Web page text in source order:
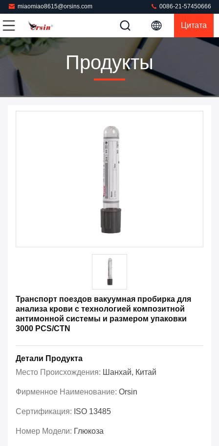
miaomiao8615@orsins.com 0086-21-57450666
Цитата
Продукты
Транспорт поездов вакуумная пробирка для
анализа крови с технологией композитной
антимонной системы и размером упаковки
3000 PCS/CTN
Детали Продукта
Место Происхождения: Шанхай, Китай
Фирменное Наименование: Orsin
Сертификация: ISO 13485
Номер Модели: Глюкоза